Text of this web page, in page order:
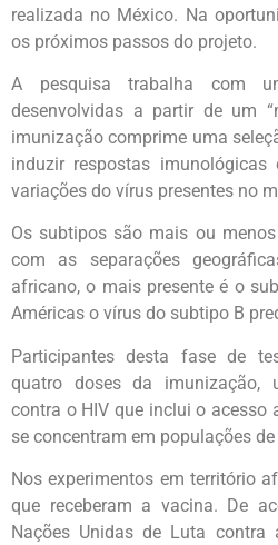
realizada no México. Na
os próximos passos do projeto.
A pesquisa trabalha com
desenvolvidas a partir de um
imunização comprime uma
induzir respostas
variações do vírus presentes no
Os subtipos são mais ou
com as separações
africano, o mais presente é o
Américas o vírus do subtipo B
Participantes desta fase de
quatro doses da imunização,
contra o HIV que inclui o acesso
se concentram em populações
Nos experimentos em território
que receberam a vacina. De
Nações Unidas de Luta contra